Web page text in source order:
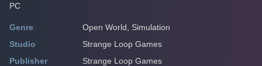
PC
Genre
Open World, Simulation
Studio
Strange Loop Games
Publisher
Strange Loop Games